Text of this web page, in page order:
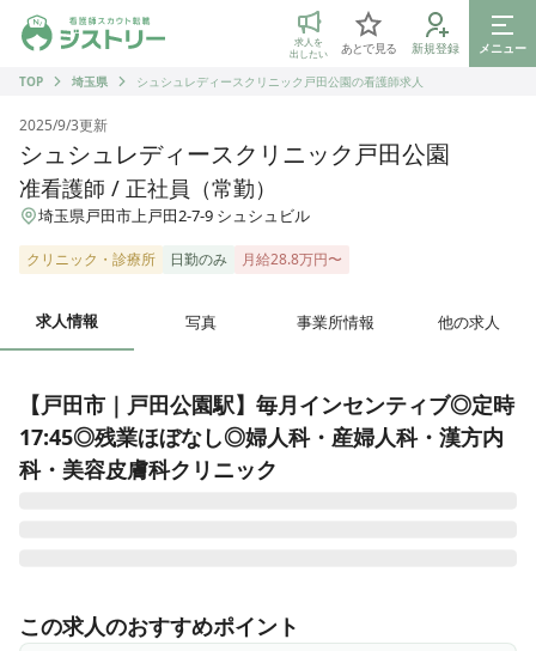
ジストリー 看護師の転職マッチング
求人を
出したい
あとで見る 新規登録
メニュー
TOP
埼玉県 シュシュレディースクリニック戸田公園の看護師求人
2025/9/3更新
シュシュレディースクリニック戸田公園
准看護師 / 正社員（常勤）
埼玉県戸田市上戸田2-7-9 シュシュビル
クリニック・診療所 日勤のみ 月給28.8万円〜
求人情報 写真 事業所情報 他の求人
【戸田市｜戸田公園駅】毎月インセンティブ◎定時
17:45◎残業ほぼなし◎婦人科・産婦人科・漢方内
科・美容皮膚科クリニック
ており、トータルで美と健康を医療でサポートするクリニッ
クです。
この求人のおすすめポイント